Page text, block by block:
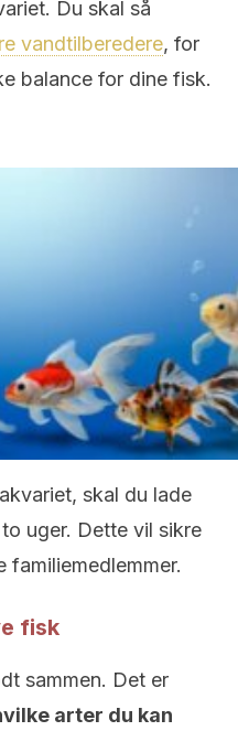
Du skal så
vandtilberedere, for
balance for dine fisk.
skal du lade
uger. Dette vil sikre
familiemedlemmer.
fisk
sammen. Det er
arter du kan